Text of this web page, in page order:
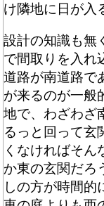
け隣地に日が入
設計の知識も無
で間取りを入れ
道路が南道路で
が来るのが一般
地で、わざわざ
るっと回って玄
くなければそん
か東の玄関だろ
しの方が時間的